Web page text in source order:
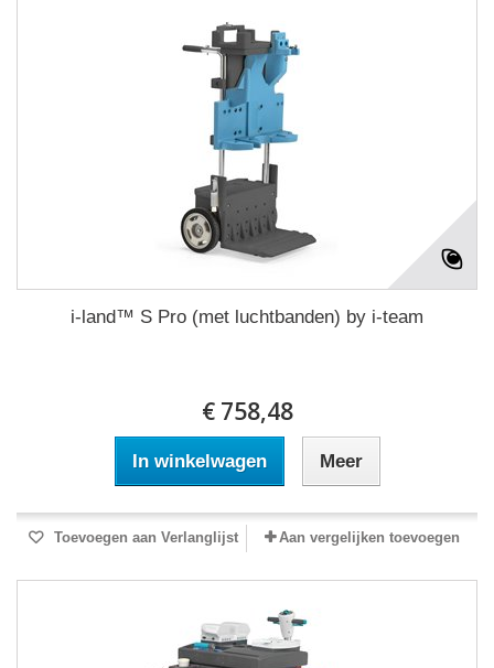
i-land™ S Pro (met luchtbanden) by i-team
€ 758,48
In winkelwagen Meer
Toevoegen aan Verlanglijst Aan vergelijken toevoegen